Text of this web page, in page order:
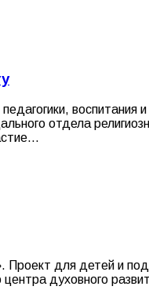
воспитания
отдела
Проект для детей и
духовного